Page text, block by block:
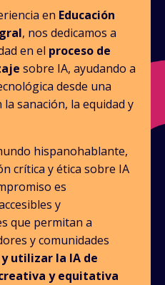
en Educación
, nos dedicamos a
en el proceso de
sobre IA, ayudando a
desde una
sanación, la equidad y
hispanohablante,
crítica y ética sobre IA
es
y
que permitan a
y comunidades
utilizar la IA de
y equitativa